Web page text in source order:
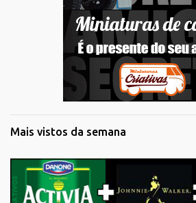
Mais vistos da semana